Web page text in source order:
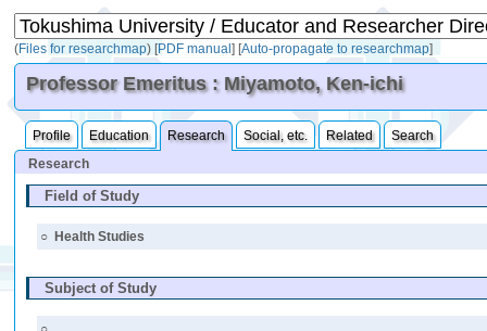
(Files for researchmap) [PDF manual] [Auto-propagate to researchmap]
Professor Emeritus : Miyamoto, Ken-ichi
Profile Education Research Social, etc. Related
Search
Research
Field of Study
○ Health Studies
Subject of Study